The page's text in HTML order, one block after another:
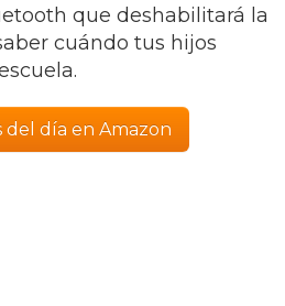
que deshabilitará la
cuándo tus hijos
del día en Amazon